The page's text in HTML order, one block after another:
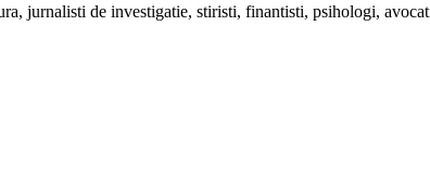
jurnalisti de investigatie, stiristi, finantisti, psihologi,